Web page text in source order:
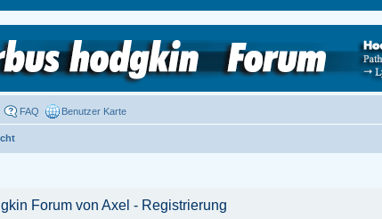
FAQ Benutzer Karte
Forum von Axel - Registrierung